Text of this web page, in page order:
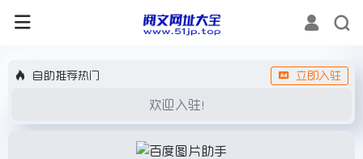
自助推荐热门 立即入驻
欢迎入驻！